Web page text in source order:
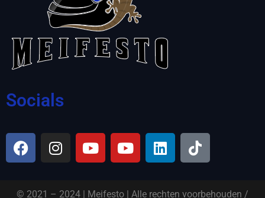
Socials
© 2021 – 2024 | Meifesto | Alle rechten voorbehouden /